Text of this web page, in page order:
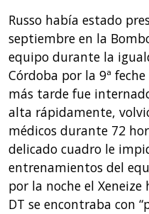
Russo había estado
septiembre en la
equipo durante la
Córdoba por la 9ª
más tarde fue
alta rápidamente,
médicos durante 72
delicado cuadro le
entrenamientos del
por la noche el
DT se encontraba con